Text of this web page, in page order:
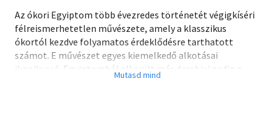
Az ókori Egyiptom több évezredes történetét végigkíséri
félreismerhetetlen művészete, amely a klasszikus
ókortól kezdve folyamatos érdeklődésre tarthatott
számot. E művészet egyes kiemelkedő alkotásai
ikonikussá, Egyiptomból elkerült más darabjai pedig a
modern múzeumi gyűjtemények máig ünnepelt tárgyaivá